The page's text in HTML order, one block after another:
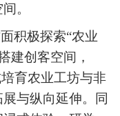
。
积极探索“农业
建创客空间，
育农业工坊与非
与纵向延伸。同